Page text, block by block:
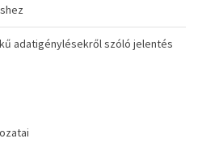
adatigénylésekről szóló jelentés